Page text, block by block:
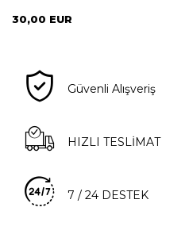
30,00 EUR
Güvenli Alışveriş
HIZLI TESLİMAT
7 / 24 DESTEK